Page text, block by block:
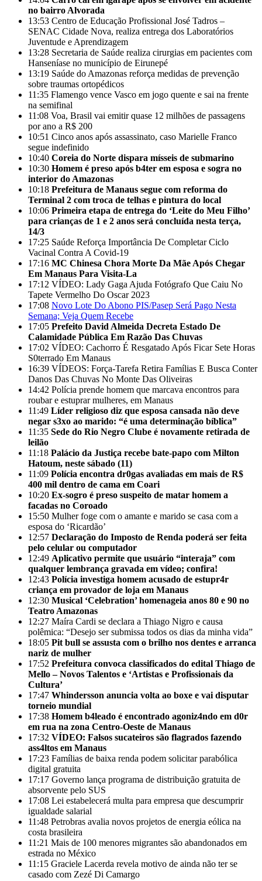
no bairro Alvorada
13:53 Centro de Educação Profissional José Tadros –
SENAC Cidade Nova, realiza entrega dos Laboratórios
Juventude e Aprendizagem
13:28 Secretaria de Saúde realiza cirurgias em pacientes com
Hanseníase no município de Eirunepé
13:19 Saúde do Amazonas reforça medidas de prevenção
sobre traumas ortopédicos
11:35 Flamengo vence Vasco em jogo quente e sai na frente
na semifinal
11:08 Voa, Brasil vai emitir quase 12 milhões de passagens
por ano a R$ 200
10:51 Cinco anos após assassinato, caso Marielle Franco
segue indefinido
10:40 Coreia do Norte dispara mísseis de submarino
10:30 Homem é preso após b4ter em esposa e sogra no
interior do Amazonas
10:18 Prefeitura de Manaus segue com reforma do
Terminal 2 com troca de telhas e pintura do local
10:06 Primeira etapa de entrega do ‘Leite do Meu Filho’
para crianças de 1 e 2 anos será concluída nesta terça,
14/3
17:25 Saúde Reforça Importância De Completar Ciclo
Vacinal Contra A Covid-19
17:16 MC Chinesa Chora Morte Da Mãe Após Chegar
Em Manaus Para Visita-La
17:12 VÍDEO: Lady Gaga Ajuda Fotógrafo Que Caiu No
Tapete Vermelho Do Oscar 2023
17:08 Novo Lote Do Abono PIS/Pasep Será Pago Nesta
Semana; Veja Quem Recebe
17:05 Prefeito David Almeida Decreta Estado De
Calamidade Pública Em Razão Das Chuvas
17:02 VÍDEO: Cachorro É Resgatado Após Ficar Sete Horas
S0terrado Em Manaus
16:39 VÍDEOS: Força-Tarefa Retira Famílias E Busca Conter
Danos Das Chuvas No Monte Das Oliveiras
14:42 Polícia prende homem que marcava encontros para
roubar e estuprar mulheres, em Manaus
11:49 Líder religioso diz que esposa cansada não deve
negar s3xo ao marido: “é uma determinação bíblica”
11:35 Sede do Rio Negro Clube é novamente retirada de
leilão
11:18 Palácio da Justiça recebe bate-papo com Milton
Hatoum, neste sábado (11)
11:09 Polícia encontra dr0gas avaliadas em mais de R$
400 mil dentro de cama em Coari
10:20 Ex-sogro é preso suspeito de matar homem a
facadas no Coroado
15:50 Mulher foge com o amante e marido se casa com a
esposa do ‘Ricardão’
12:57 Declaração do Imposto de Renda poderá ser feita
pelo celular ou computador
12:49 Aplicativo permite que usuário “interaja” com
qualquer lembrança gravada em vídeo; confira!
12:43 Polícia investiga homem acusado de estupr4r
criança em provador de loja em Manaus
12:30 Musical ‘Celebration’ homenageia anos 80 e 90 no
Teatro Amazonas
12:27 Maíra Cardi se declara a Thiago Nigro e causa
polêmica: “Desejo ser submissa todos os dias da minha vida”
18:05 Pit bull se assusta com o brilho nos dentes e arranca
nariz de mulher
17:52 Prefeitura convoca classificados do edital Thiago de
Mello – Novos Talentos e ‘Artistas e Profissionais da
Cultura’
17:47 Whindersson anuncia volta ao boxe e vai disputar
torneio mundial
17:38 Homem b4leado é encontrado agoniz4ndo em d0r
em rua na zona Centro-Oeste de Manaus
17:32 VÍDEO: Falsos sucateiros são flagrados fazendo
ass4ltos em Manaus
17:23 Famílias de baixa renda podem solicitar parabólica
digital gratuita
17:17 Governo lança programa de distribuição gratuita de
absorvente pelo SUS
17:08 Lei estabelecerá multa para empresa que descumprir
igualdade salarial
11:48 Petrobras avalia novos projetos de energia eólica na
costa brasileira
11:21 Mais de 100 menores migrantes são abandonados em
estrada no México
11:15 Graciele Lacerda revela motivo de ainda não ter se
casado com Zezé Di Camargo